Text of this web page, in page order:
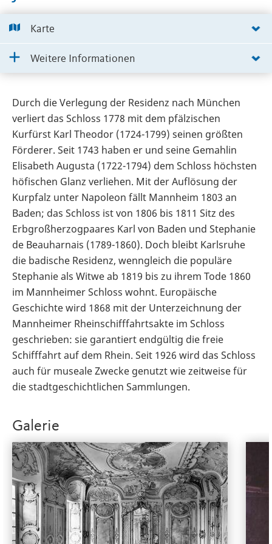
Karte
Weitere Informationen
Durch die Verlegung der Residenz nach München
verliert das Schloss 1778 mit dem pfälzischen
Kurfürst Karl Theodor (1724-1799) seinen größten
Förderer. Seit 1743 haben er und seine Gemahlin
Elisabeth Augusta (1722-1794) dem Schloss höchsten
höfischen Glanz verliehen. Mit der Auflösung der
Kurpfalz unter Napoleon fällt Mannheim 1803 an
Baden; das Schloss ist von 1806 bis 1811 Sitz des
Erbgroßherzogpaares Karl von Baden und Stephanie
de Beauharnais (1789-1860). Doch bleibt Karlsruhe
die badische Residenz, wenngleich die populäre
Stephanie als Witwe ab 1819 bis zu ihrem Tode 1860
im Mannheimer Schloss wohnt. Europäische
Geschichte wird 1868 mit der Unterzeichnung der
Mannheimer Rheinschifffahrtsakte im Schloss
geschrieben: sie garantiert endgültig die freie
Schifffahrt auf dem Rhein. Seit 1926 wird das Schloss
auch für museale Zwecke genutzt wie zeitweise für
die stadtgeschichtlichen Sammlungen.
Galerie